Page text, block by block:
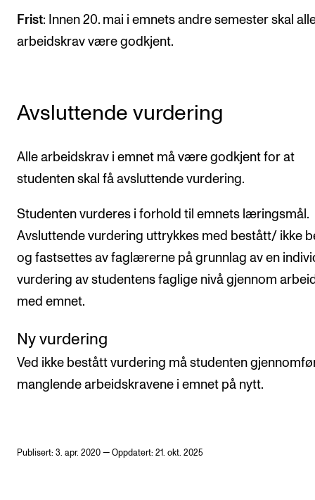
Frist: Innen 20. mai i emnets andre semester skal
arbeidskrav være godkjent.
Avsluttende vurdering
Alle arbeidskrav i emnet må være godkjent for at
studenten skal få avsluttende vurdering.
Studenten vurderes i forhold til emnets læringsmål.
Avsluttende vurdering uttrykkes med bestått/ ikke
og fastsettes av faglærerne på grunnlag av en
vurdering av studentens faglige nivå gjennom
med emnet.
Ny vurdering
Ved ikke bestått vurdering må studenten
manglende arbeidskravene i emnet på nytt.
Publisert: 3. apr. 2020 — Oppdatert: 21. okt. 2025